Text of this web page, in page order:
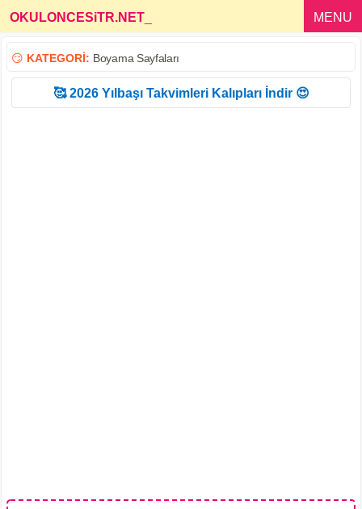
OKULONCESiTR.NET MENU
😏 KATEGORİ: Boyama Sayfaları
🥰 2026 Yılbaşı Takvimleri Kalıpları İndir 😍